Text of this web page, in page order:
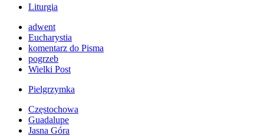
Liturgia
adwent
Eucharystia
komentarz do Pisma
pogrzeb
Wielki Post
Pielgrzymka
Częstochowa
Guadalupe
Jasna Góra